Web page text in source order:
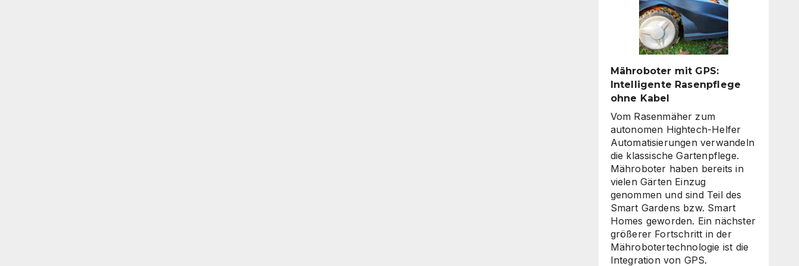
sind
Mähroboter mit GPS:
Intelligente Rasenpflege
ohne Kabel
Vom Rasenmäher zum
autonomen Hightech-Helfer
Automatisierungen verwandeln
die klassische Gartenpflege.
Mähroboter haben bereits in
vielen Gärten Einzug
genommen und sind Teil des
Smart Gardens bzw. Smart
Homes geworden. Ein nächster
größerer Fortschritt in der
Mährobotertechnologie ist die
Integration von GPS.